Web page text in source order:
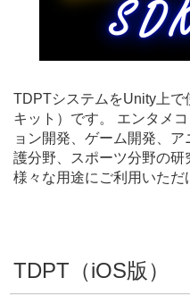
TDPTシステムをUnity上
キット）です。 エンタメ
ョン開発、ゲーム開発、
護分野、スポーツ分野の
様々な用途にご利用いただ
TDPT（iOS版）